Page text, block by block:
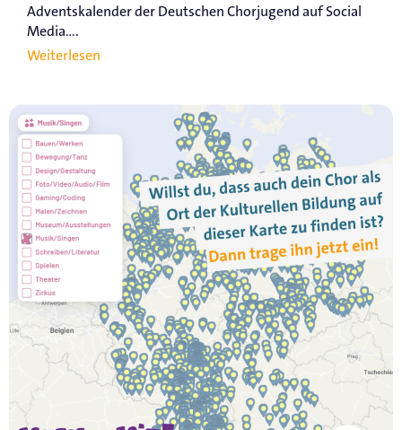
Adventskalender der Deutschen Chorjugend auf Social
Media....
Weiterlesen